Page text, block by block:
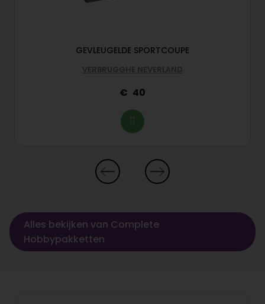
GEVLEUGELDE SPORTCOUPE
VERBRUGGHE NEVERLAND
40
Alles bekijken van Complete
Hobbypakketten